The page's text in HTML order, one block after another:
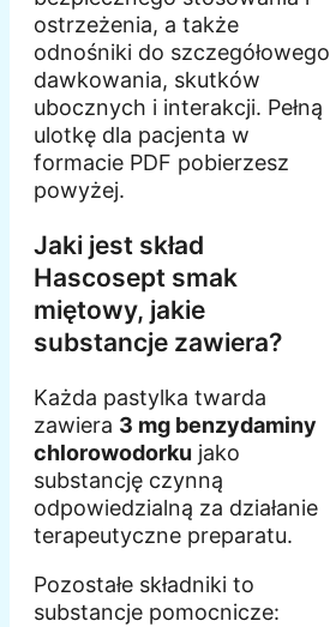
ostrzeżenia, a także
odnośniki do szczegółowego
dawkowania, skutków
ubocznych i interakcji. Pełną
ulotkę dla pacjenta w
formacie PDF pobierzesz
powyżej.
Jaki jest skład
Hascosept smak
miętowy, jakie
substancje zawiera?
Każda pastylka twarda
zawiera 3 mg benzydaminy
chlorowodorku jako
substancję czynną
odpowiedzialną za działanie
terapeutyczne preparatu.
Pozostałe składniki to
substancje pomocnicze: